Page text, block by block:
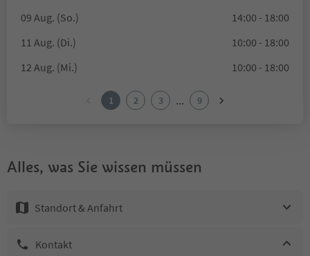
09 Aug. (So.)
14:00 - 18:00
11 Aug. (Di.)
10:00 - 18:00
12 Aug. (Mi.)
10:00 - 18:00
1 2 3 ... 9
Alles, was Sie wissen müssen
Standort & Anfahrt
Kontakt